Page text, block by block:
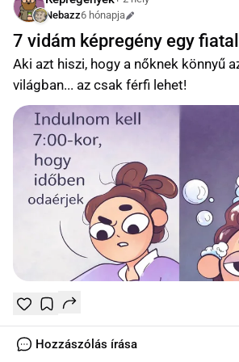
Nebazz6 hónapja
Szerkesztve
7 vidám képregény egy
Aki azt hiszi, hogy a nőknek könnyű
világban... az csak férfi lehet!
TetszikMentés
0
Hozzászólás írása